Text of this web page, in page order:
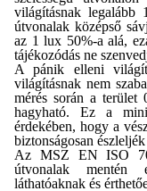
világításnak
útvonalak középső
az 1 lux 50%-a alá,
tájékozódás ne
A pánik elleni
világításnak nem
mérés során a terület
hagyható. Ez a
érdekében, hogy a
biztonságosan
Az MSZ EN ISO
útvonalak mentén
láthatóaknak és